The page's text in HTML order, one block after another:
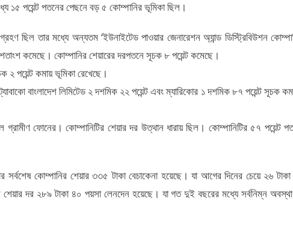
১৫ পয়েন্ট পতনের পেছনে বড় ৫ কোম্পানির ভূমিকা ছিল।
ছিল তার মধ্যে অন্যতম ‘ইউনাইটেড পাওয়ার জেনারেশন অ্যান্ড ডিস্ট্রিবিউশন
কমেছে। কোম্পানির শেয়ারের দরপতনে সূচক ৮ পয়েন্ট কমেছে।
২ পয়েন্ট কমায় ভূমিকা রেখেছে।
বাংলাদেশ লিমিটেড ২ দশমিক ২২ পয়েন্ট এবং ম্যারিকোর ১ দশমিক ৮৭ পয়েন্ট সূচক
ফোনের। কোম্পানিটির শেয়ার দর উত্থান ধারায় ছিল। কোম্পানিটির ৫৭ পয়েন্ট
সর্বশেষ কোম্পানির শেয়ার ৩৩৫ টাকা বেচাকেনা হয়েছে। যা আগের দিনের চেয়ে ২৬
শেয়ার দর ২৮৯ টাকা ৪০ পয়সা লেনদেন হয়েছে। যা গত দুই বছরের মধ্যে সর্বনিম্ন